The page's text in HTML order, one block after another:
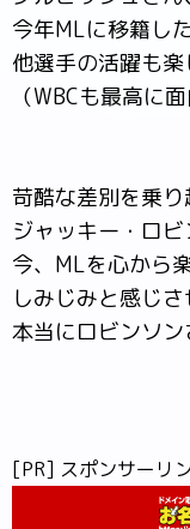
今年MLに移籍し
他選手の活躍も
（WBCも最高に
苛酷な差別を乗り
ジャッキー・ロ
今、MLを心から
しみじみと感じ
本当にロビンソン
[PR] スポンサーリ